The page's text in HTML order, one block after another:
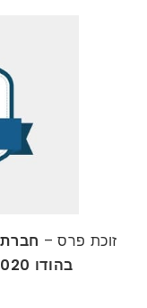
זוכת פרס –
בהודו 2020